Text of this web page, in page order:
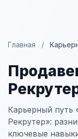
Главная /
Карьерный путь
Рекрутер»:
ключевые